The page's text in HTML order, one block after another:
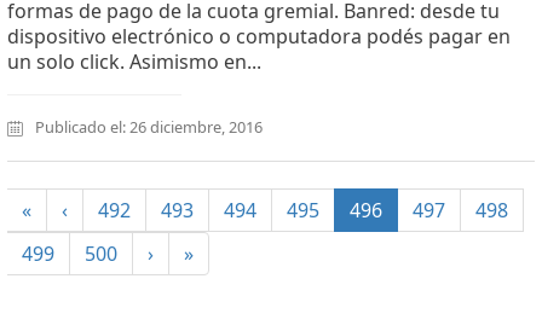
formas de pago de la cuota gremial. Banred: desde tu
dispositivo electrónico o computadora podés pagar en
un solo click. Asimismo en...
Publicado el: 26 diciembre, 2016
« ‹ 492 493 494 495 496(current)
497
498
499
500 › »